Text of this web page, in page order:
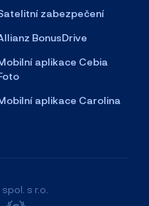
zabezpečení
BonusDrive
aplikace Cebia
aplikace Carolina
s r.o.